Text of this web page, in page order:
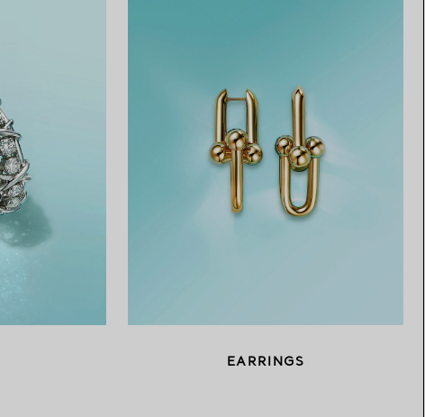
EARRINGS